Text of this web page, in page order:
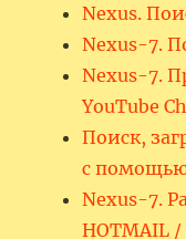
Nexus.
Nexus-7.
Nexus-7.
YouTube
Поиск,
с помощью
Nexus-7.
HOTMAIL /